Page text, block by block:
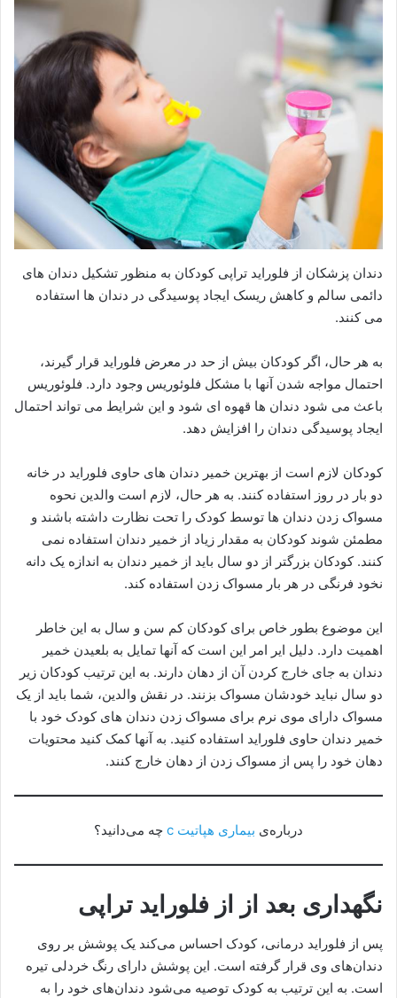
دندان پزشکان از فلوراید تراپی کودکان به منظور تشکیل دندان های
دائمی سالم و کاهش ریسک ایجاد پوسیدگی در دندان ها استفاده
می کنند.
به هر حال، اگر کودکان بیش از حد در معرض فلوراید قرار گیرند،
احتمال مواجه شدن آنها با مشکل فلوئوریس وجود دارد. فلوئوریس
باعث می شود دندان ها قهوه ای شود و این شرایط می تواند احتمال
ایجاد پوسیدگی دندان را افزایش دهد.
کودکان لازم است از بهترین خمیر دندان های حاوی فلوراید در خانه
دو بار در روز استفاده کنند. به هر حال، لازم است والدین نحوه
مسواک زدن دندان ها توسط کودک را تحت نظارت داشته باشند و
مطمئن شوند کودکان به مقدار زیاد از خمیر دندان استفاده نمی
کنند. کودکان بزرگتر از دو سال باید از خمیر دندان به اندازه یک دانه
نخود فرنگی در هر بار مسواک زدن استفاده کند.
این موضوع بطور خاص برای کودکان کم سن و سال به این خاطر
اهمیت دارد. دلیل ایر امر این است که آنها تمایل به بلعیدن خمیر
دندان به جای خارج کردن آن از دهان دارند. به این ترتیب کودکان زیر
دو سال نباید خودشان مسواک بزنند. در نقش والدین، شما باید از یک
مسواک دارای موی نرم برای مسواک زدن دندان های کودک خود با
خمیر دندان حاوی فلوراید استفاده کنید. به آنها کمک کنید محتویات
دهان خود را پس از مسواک زدن از دهان خارج کنند.
درباره‌ی بیماری هپاتیت c چه می‌دانید؟
نگهداری بعد از از فلوراید تراپی
پس از فلوراید درمانی، کودک احساس می‌کند یک پوشش بر روی
دندان‌های وی قرار گرفته است. این پوشش دارای رنگ خردلی تیره
است. به این ترتیب به کودک توصیه می‌شود دندان‌های خود را به